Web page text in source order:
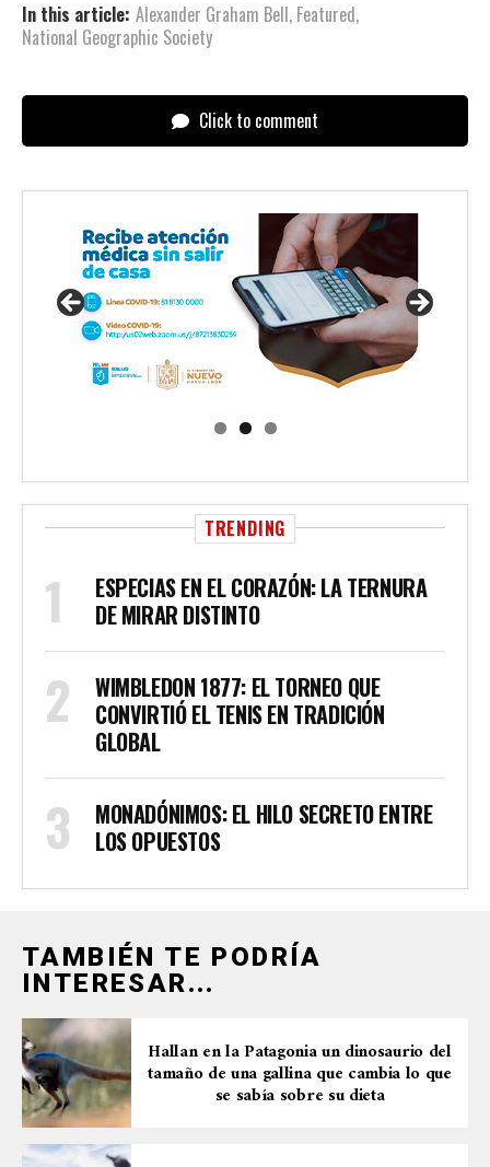
In this article: Alexander Graham Bell, Featured,
National Geographic Society
Click to comment
TRENDING
ESPECIAS EN EL CORAZÓN: LA TERNURA
DE MIRAR DISTINTO
WIMBLEDON 1877: EL TORNEO QUE
CONVIRTIÓ EL TENIS EN TRADICIÓN
GLOBAL
MONADÓNIMOS: EL HILO SECRETO ENTRE
LOS OPUESTOS
TAMBIÉN TE PODRÍA
INTERESAR...
Hallan en la Patagonia un dinosaurio del
tamaño de una gallina que cambia lo que
se sabía sobre su dieta